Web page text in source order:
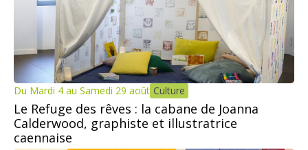
Du Mardi 4 au Samedi 29 août Culture
Le Refuge des rêves : la cabane de Joanna
Calderwood, graphiste et illustratrice
caennaise